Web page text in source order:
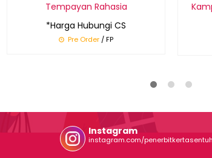
Tempayan Rahasia
*Harga Hubungi CS
Pre Order / FP
Instagram
instagram.com/penerbitkertasentuh